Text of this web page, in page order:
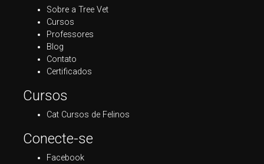
Sobre a Tree Vet
Cursos
Professores
Blog
Contato
Certificados
Cursos
Cat Cursos de Felinos
Conecte-se
Facebook